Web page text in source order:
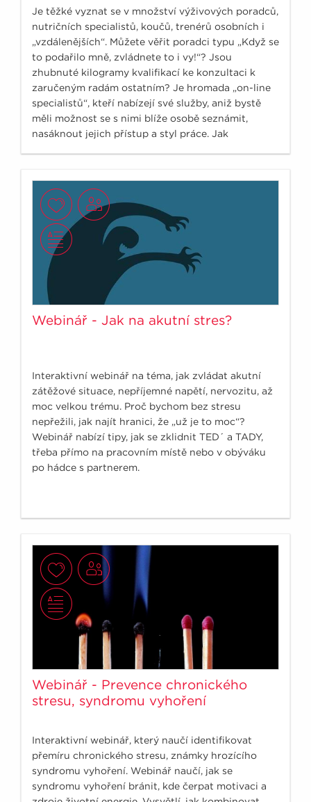
Je těžké vyznat se v množství výživových poradců,
nutričních specialistů, koučů, trenérů osobních i
„vzdálenějších“. Můžete věřit poradci typu „Když se
to podařilo mně, zvládnete to i vy!“? Jsou
zhubnuté kilogramy kvalifikací ke konzultaci k
zaručeným radám ostatním? Je hromada „on-line
specialistů“, kteří nabízejí své služby, aniž bystě
měli možnost se s nimi blíže osobě seznámit,
nasáknout jejich přístup a styl práce. Jak
Webinář - Jak na akutní stres?
Interaktivní webinář na téma, jak zvládat akutní
zátěžové situace, nepříjemné napětí, nervozitu, až
moc velkou trému. Proč bychom bez stresu
nepřežili, jak najít hranici, že „už je to moc“?
Webinář nabízí tipy, jak se zklidnit TED´ a TADY,
třeba přímo na pracovním místě nebo v obýváku
po hádce s partnerem.
Webinář - Prevence chronického
stresu, syndromu vyhoření
Interaktivní webinář, který naučí identifikovat
přemíru chronického stresu, známky hrozícího
syndromu vyhoření. Webinář naučí, jak se
syndromu vyhoření bránit, kde čerpat motivaci a